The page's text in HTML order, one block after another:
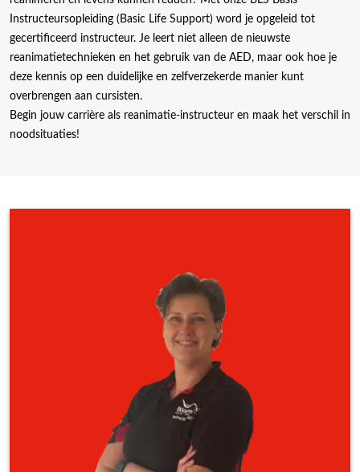
Instructeursopleiding (Basic Life Support) word je opgeleid tot
gecertificeerd instructeur. Je leert niet alleen de nieuwste
reanimatietechnieken en het gebruik van de AED, maar ook hoe je
deze kennis op een duidelijke en zelfverzekerde manier kunt
overbrengen aan cursisten.
Begin jouw carrière als reanimatie-instructeur en maak het verschil in
noodsituaties!